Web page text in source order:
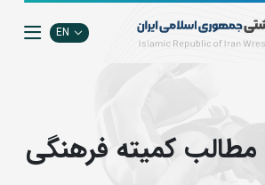
EN
كميته فرهنگي